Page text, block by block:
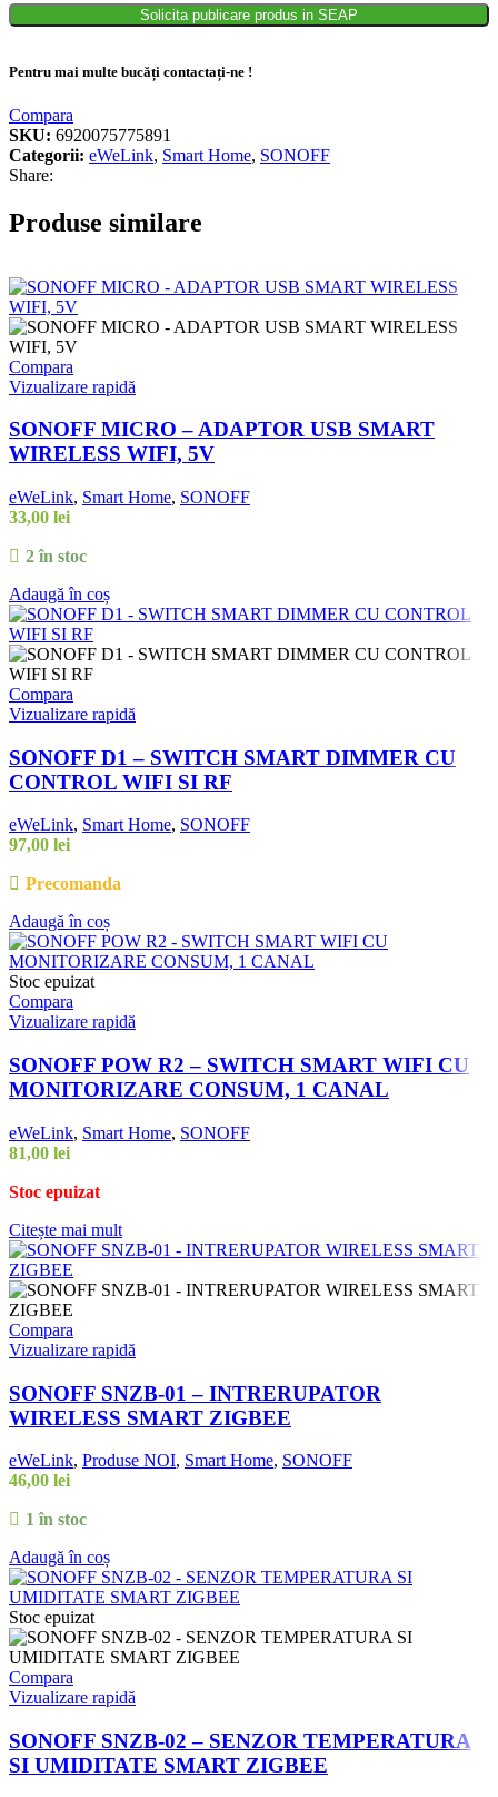
Solicita publicare produs in SEAP
Pentru mai multe bucăți contactați-ne !
Compara
SKU: 6920075775891
Categorii: eWeLink, Smart Home, SONOFF
Share:
Produse similare
Compara
Vizualizare rapidă
SONOFF MICRO – ADAPTOR USB SMART
WIRELESS WIFI, 5V
eWeLink, Smart Home, SONOFF
33,00 lei
2 în stoc
Adaugă în coș
Compara
Vizualizare rapidă
SONOFF D1 – SWITCH SMART DIMMER CU
CONTROL WIFI SI RF
eWeLink, Smart Home, SONOFF
97,00 lei
Precomanda
Adaugă în coș
Stoc epuizat
Compara
Vizualizare rapidă
SONOFF POW R2 – SWITCH SMART WIFI CU
MONITORIZARE CONSUM, 1 CANAL
eWeLink, Smart Home, SONOFF
81,00 lei
Stoc epuizat
Citește mai mult
Compara
Vizualizare rapidă
SONOFF SNZB-01 – INTRERUPATOR
WIRELESS SMART ZIGBEE
eWeLink, Produse NOI, Smart Home, SONOFF
46,00 lei
1 în stoc
Adaugă în coș
Stoc epuizat
Compara
Vizualizare rapidă
SONOFF SNZB-02 – SENZOR TEMPERATURA
SI UMIDITATE SMART ZIGBEE